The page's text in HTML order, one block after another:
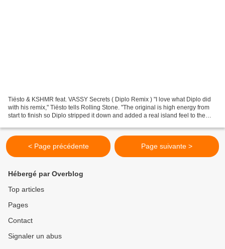
Tiësto & KSHMR feat. VASSY Secrets ( Diplo Remix ) "I love what Diplo did
with his remix," Tiësto tells Rolling Stone. "The original is high energy from
start to finish so Diplo stripped it down and added a real island feel to the
< Page précédente Page suivante >
Hébergé par Overblog
Top articles
Pages
Contact
Signaler un abus